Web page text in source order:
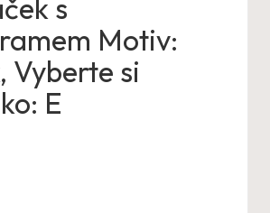
s
Motiv:
Vyberte si
E